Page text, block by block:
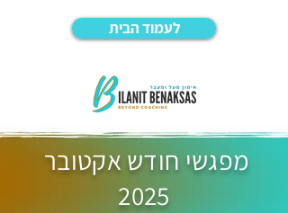
לעמוד הבית
מפגשי חודש אקטובר
2025